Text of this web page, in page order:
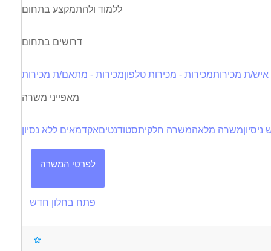
ללמוד ולהתמקצע בתחום
דרושים בתחום
איש/ת מכירותמכירות - מכירות טלפוןמכירות - מתאם/ת מכירות
מאפייני משרה
משרה מלאהמשרה חלקיתסטודנטיםאקדמאים ללא נסיון
לפרטי המשרה
פתח בחלון חדש